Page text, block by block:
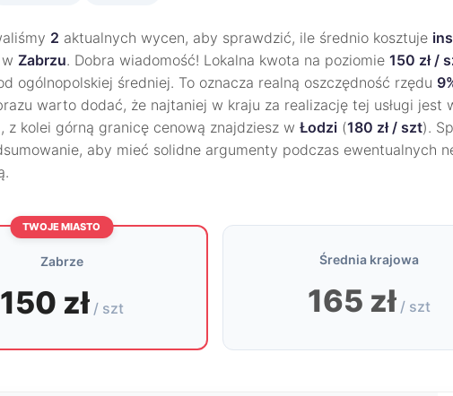
2 aktualnych wycen, aby sprawdzić, ile średnio kosztuje
w Zabrzu. Dobra wiadomość! Lokalna kwota na poziomie 150 zł /
ogólnopolskiej średniej. To oznacza realną oszczędność rzędu
warto dodać, że najtaniej w kraju za realizację tej usługi jest
z kolei górną granicę cenową znajdziesz w Łodzi (180 zł / szt).
aby mieć solidne argumenty podczas ewentualnych
TWOJE MIASTO
Zabrze
150 zł / szt
Średnia krajowa
165 zł / szt